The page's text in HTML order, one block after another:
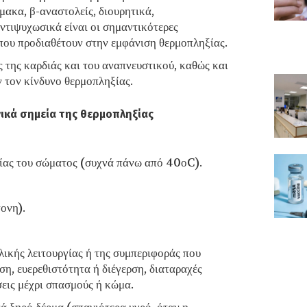
β-αναστολείς, διουρητικά,
είναι οι σημαντικότερες
προδιαθέτουν στην εμφάνιση θερμοπληξίας.
της καρδιάς και του αναπνευστικού, καθώς και
κίνδυνο θερμοπληξίας.
σημεία της θερμοπληξίας
του σώματος (συχνά πάνω από 40οC).
λειτουργίας ή της συμπεριφοράς που
ευερεθιστότητα ή διέγερση, διαταραχές
μέχρι σπασμούς ή κώμα.